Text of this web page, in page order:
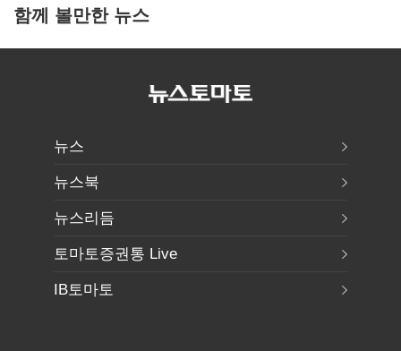
함께 볼만한 뉴스
뉴스
뉴스북
뉴스리듬
토마토증권통 Live
IB토마토